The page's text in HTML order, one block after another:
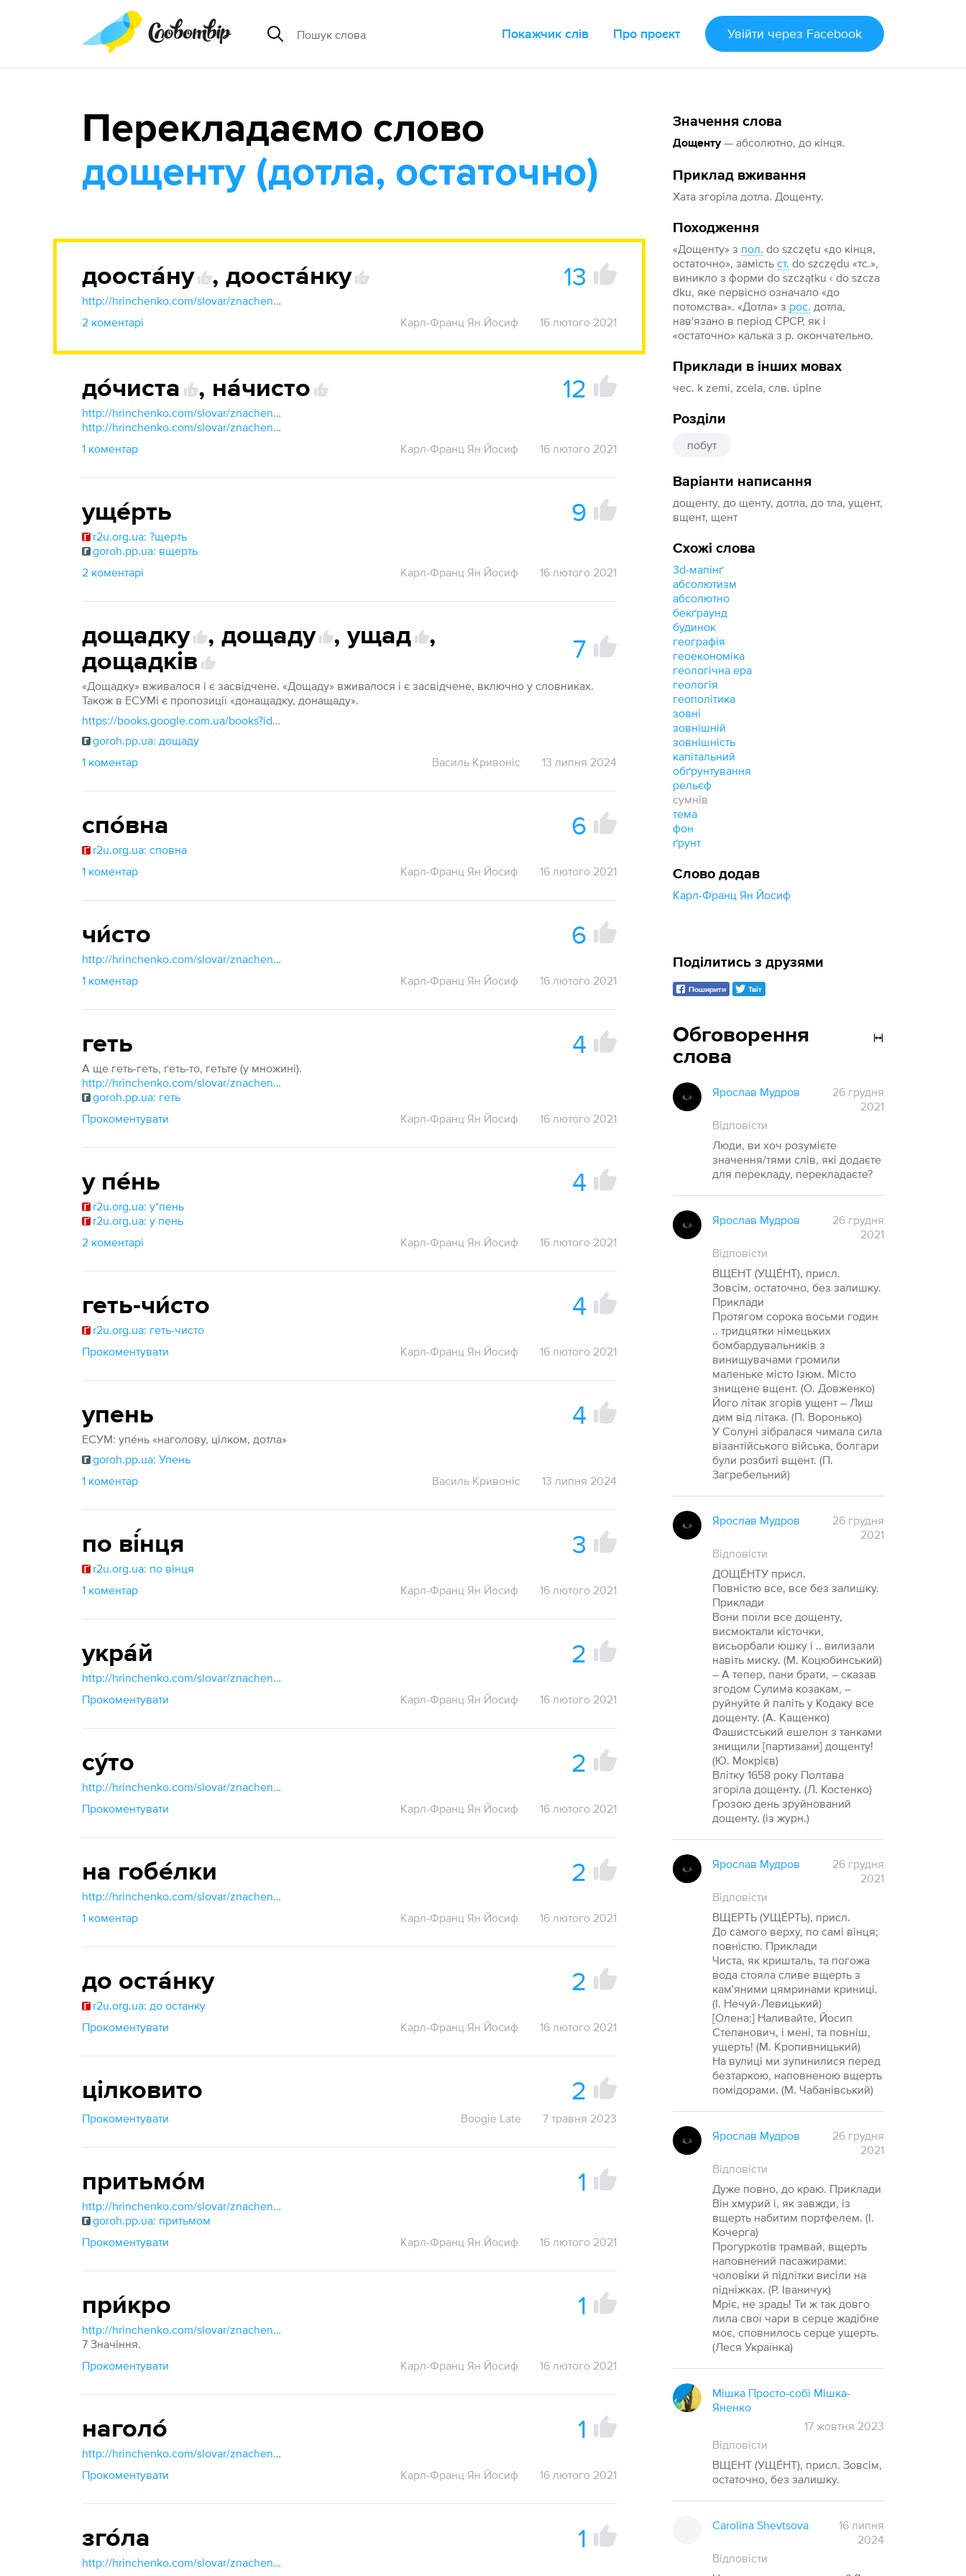
Покажчик слів Про проєкт Увійти через Facebook
Значення слова
Дощенту— абсолютно, до кінця.
Приклад вживання
Хата згоріла дотла. Дощенту.
Походження
«Дощенту» з пол. do szczętu «до кінця,
остаточно», замістьст. do szczędu «тс.»,
виникло з форми do szczątku ‹ do szcza
dku, яке первісно означало «до
потомства». «Дотла» з рос. дотла,
нав'язано в період СРСР, як і
«остаточно» калька з р. окончательно.
Приклади в інших мовах
чес. k zemi, zcela, слв. úplne
Розділи
побут
Варіанти написання
дощенту, до щенту, дотла, до тла, ущент,
вщент, щент
Схожі слова
3d-мапінґ
абсолютизм
абсолютно
бекґраунд
будинок
географія
геоекономіка
геологічна ера
геологія
геополітика
зовні
зовнішній
зовнішність
капітальний
обґрунтування
рельєф
сумнів
тема
фон
ґрунт
Слово додав
Карл-Франц Ян Йосиф
Перекладаємо слово
дощенту (дотла, остаточно)
дооста́ну 2 , дооста́нку 1 13
http://hrinchenko.com/slovar/znachenie-slova/13340-doostanku.html#show_point
2 коментарі
Карл-Франц Ян Йосиф 16 лютого 2021
до́чиста 3 , на́чисто 1 12
http://hrinchenko.com/slovar/znachenie-slova/31860-nachysto.html#show_point
http://hrinchenko.com/slovar/znachenie-slova/13830-dochysta.html#show_point
1 коментар
Карл-Франц Ян Йосиф 16 лютого 2021
уще́рть 9
r2u.org.ua: ?щерть
goroh.pp.ua: вщерть
2 коментарі
Карл-Франц Ян Йосиф 16 лютого 2021
дощадку , дощаду , ущад
,
дощадків
7
«Дощадку» вживалося і є засвідчене. «Дощаду» вживалося і є засвідчене, включно у словниках.
Також в ЕСУМі є пропозиції «донащадку, донащаду».
https://books.google.com.ua/books?id=hCYDAAAAMAAJ&q=дощадку&dq=дощадку&hl=uk&newbks=1&newbks_redir=0&source=gb_mobile_search&sa=X&ved=2ahUKEwjhivKopKSHAxX_hv0HHQ7OCqUQ6AF6BAgKEAM#дощадку
goroh.pp.ua: дощаду
1 коментар
Василь Кривоніс 13 липня 2024
спо́вна 6
r2u.org.ua: сповна
1 коментар
Карл-Франц Ян Йосиф 16 лютого 2021
чи́сто 6
http://hrinchenko.com/slovar/znachenie-slova/64827-chysto.html#show_point
1 коментар
Карл-Франц Ян Йосиф 16 лютого 2021
геть 4
А ще геть-геть, геть-то, гетьте (у множині).
http://hrinchenko.com/slovar/znachenie-slova/9092-ghet.html#show_point
goroh.pp.ua: геть
Прокоментувати
Карл-Франц Ян Йосиф 16 лютого 2021
у пе́нь 4
r2u.org.ua: у*пень
r2u.org.ua: у пень
2 коментарі
Карл-Франц Ян Йосиф 16 лютого 2021
геть-чи́сто 4
r2u.org.ua: геть-чисто
Прокоментувати
Карл-Франц Ян Йосиф 16 лютого 2021
упень 4
ЕСУМ: упе́нь «наголову, цілком, дотла»
goroh.pp.ua: Упень
1 коментар
Василь Кривоніс 13 липня 2024
по ві́нця 3
r2u.org.ua: по вінця
1 коментар
Карл-Франц Ян Йосиф 16 лютого 2021
укра́й 2
http://hrinchenko.com/slovar/znachenie-slova/60716-ukraj.html#show_point
Прокоментувати
Карл-Франц Ян Йосиф 16 лютого 2021
су́то 2
http://hrinchenko.com/slovar/znachenie-slova/57512-suto.html#show_point
Прокоментувати
Карл-Франц Ян Йосиф 16 лютого 2021
на гобе́лки 2
http://hrinchenko.com/slovar/znachenie-slova/9633-ghobelky.html#show_point
1 коментар
Карл-Франц Ян Йосиф 16 лютого 2021
до оста́нку 2
r2u.org.ua: до останку
Прокоментувати
Карл-Франц Ян Йосиф 16 лютого 2021
цілковито 2
Прокоментувати Boogie Late 7 травня 2023
притьмо́м 1
http://hrinchenko.com/slovar/znachenie-slova/48456-prytmom.html#show_point
goroh.pp.ua: притьмом
Прокоментувати
Карл-Франц Ян Йосиф 16 лютого 2021
при́кро 1
http://hrinchenko.com/slovar/znachenie-slova/47672-prykro.html#show_point
7 Значіння.
Прокоментувати
Карл-Франц Ян Йосиф 16 лютого 2021
наголо́ 1
http://hrinchenko.com/slovar/znachenie-slova/29995-nagholo.html#show_point
Прокоментувати
Карл-Франц Ян Йосиф 16 лютого 2021
зго́ла 1
http://hrinchenko.com/slovar/znachenie-slova/19664-zghola.html#show_point
Обговорення
слова
Ярослав Мудров
26 грудня
2021
Відповісти
Люди, ви хоч розумієте
значення/тями слів, які додаєте
для перекладу, перекладаєте?
Ярослав Мудров
26 грудня
2021
Відповісти
ВЩЕНТ (УЩЕ́НТ), присл.
Зовсім, остаточно, без залишку.
Приклади
Протягом сорока восьми годин
.. тридцятки німецьких
бомбардувальників з
винищувачами громили
маленьке місто Ізюм. Місто
знищене вщент. (О. Довженко)
Його літак згорів ущент – Лиш
дим від літака. (П. Воронько)
У Солуні зібралася чимала сила
візантійського війська, болгари
були розбиті вщент. (П.
Загребельний)
Ярослав Мудров
26 грудня
2021
Відповісти
ДОЩЕ́НТУ присл.
Повністю все, все без залишку.
Приклади
Вони поїли все дощенту,
висмоктали кісточки,
висьорбали юшку і .. вилизали
навіть миску. (М. Коцюбинський)
– А тепер, пани брати, – сказав
згодом Сулима козакам, –
руйнуйте й паліть у Кодаку все
дощенту. (А. Кащенко)
Фашистський ешелон з танками
знищили [партизани] дощенту!
(Ю. Мокрієв)
Влітку 1658 року Полтава
згоріла дощенту. (Л. Костенко)
Грозою день зруйнований
дощенту. (із журн.)
Ярослав Мудров
26 грудня
2021
Відповісти
ВЩЕРТЬ (УЩЕ́РТЬ), присл.
До самого верху, по самі вінця;
повністю. Приклади
Чиста, як кришталь, та погожа
вода стояла сливе вщерть з
кам'яними цямринами криниці.
(І. Нечуй-Левицький)
[Олена:] Наливайте, Йосип
Степанович, і мені, та повніш,
ущерть! (М. Кропивницький)
На вулиці ми зупинилися перед
безтаркою, наповненою вщерть
помідорами. (М. Чабанівський)
Ярослав Мудров
26 грудня
2021
Відповісти
Дуже повно, до краю. Приклади
Він хмурий і, як завжди, із
вщерть набитим портфелем. (І.
Кочерга)
Прогуркотів трамвай, вщерть
наповнений пасажирами:
чоловіки й підлітки висіли на
підніжках. (Р. Іваничук)
Мріє, не зрадь! Ти ж так довго
лила свої чари в серце жадібне
моє, сповнилось серце ущерть.
(Леся Українка)
Мішка Просто-собі Мішка-
Яненко
17 жовтня 2023
Відповісти
ВЩЕНТ (УЩЕ́НТ), присл. Зовсім,
остаточно, без залишку.
Carolina Shevtsova
16 липня
2024
Відповісти
Поділитись з друзями
Поширити Твіт